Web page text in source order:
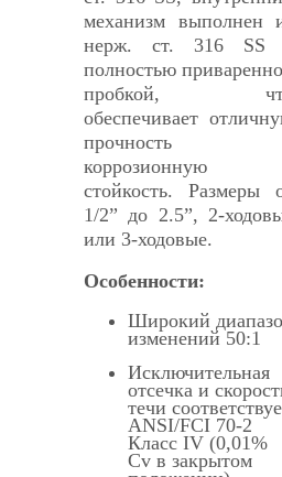
механизм выполнен
нерж. ст. 316 SS
полностью
пробкой,
обеспечивает
прочность
коррозионную
стойкость. Размеры
1/2” до 2.5”, 2-
или 3-ходовые.
Особенности:
Широкий
изменений 50:1
Исключительная
отсечка и
течи
ANSI/FCI 70-2
Класс IV (0,01%
Cv в закрытом